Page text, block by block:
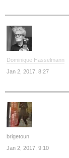
Dominique Hasselmann
Jan 2, 2017, 8:27
brigetoun
Jan 2, 2017, 9:10